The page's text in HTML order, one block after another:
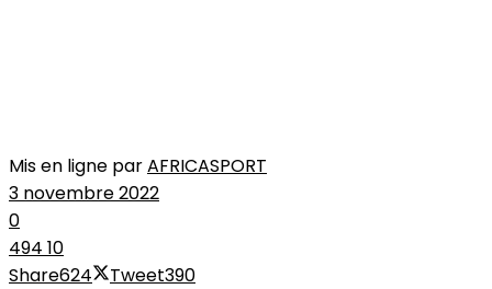
Mis en ligne parAFRICASPORT
3 novembre 2022
0
494 10
Share624 Tweet390